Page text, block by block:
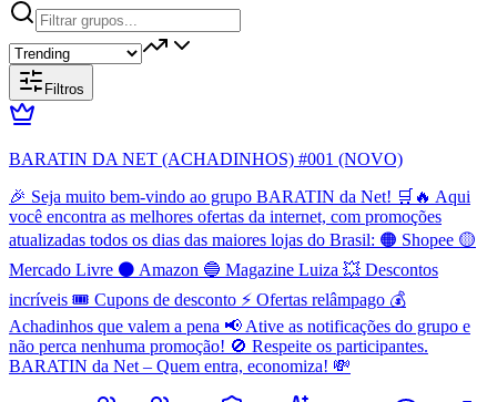
Filtros
BARATIN DA NET (ACHADINHOS) #001 (NOVO)
🎉 Seja muito bem-vindo ao grupo BARATIN da Net! 🛒🔥 Aqui
você encontra as melhores ofertas da internet, com promoções
atualizadas todos os dias das maiores lojas do Brasil: 🟠 Shopee 🟡
Mercado Livre ⚫ Amazon 🔵 Magazine Luiza 💥 Descontos
incríveis 🎟️ Cupons de desconto ⚡ Ofertas relâmpago 💰
Achadinhos que valem a pena 📢 Ative as notificações do grupo e
não perca nenhuma promoção! 🚫 Respeite os participantes.
BARATIN da Net – Quem entra, economiza! 💸